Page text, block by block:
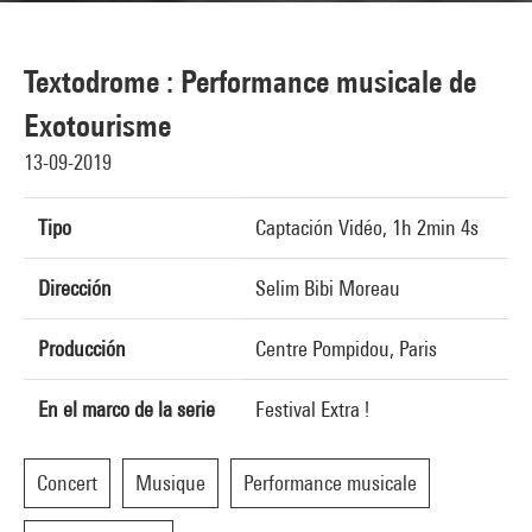
Textodrome : Performance musicale de
Exotourisme
13-09-2019
Tipo Captación Vidéo, 1h 2min 4s
Dirección Selim Bibi Moreau
Producción Centre Pompidou, Paris
En el marco de la serie Festival Extra !
Concert Musique Performance musicale